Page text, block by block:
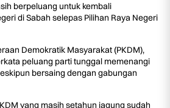
berpeluang untuk kembali
di Sabah selepas Pilihan Raya Negeri
Demokratik Masyarakat (PKDM),
peluang parti tunggal memenangi
bersaing dengan gabungan
yang masih setahun jagung sudah